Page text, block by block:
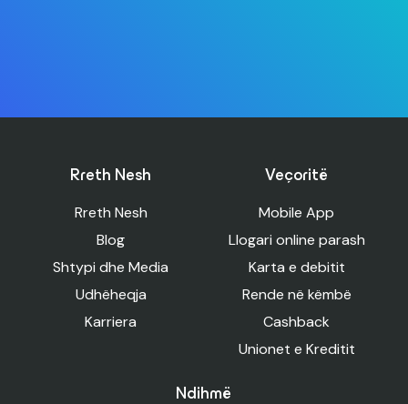
Rreth Nesh
Rreth Nesh
Blog
Shtypi dhe Media
Udhëheqja
Karriera
Veçoritë
Mobile App
Llogari online parash
Karta e debitit
Rende në këmbë
Cashback
Unionet e Kreditit
Ndihmë